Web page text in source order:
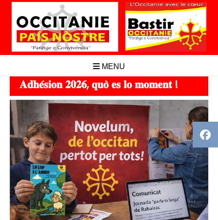
Aller
contenu
MENU
𝐀𝐝𝐡𝐞́𝐬𝐢𝐨𝐧 𝟐𝟎𝟐𝟔, 𝐪𝐮𝐨̀ 𝐞𝐬 𝐥𝐨 𝐦𝐨𝐦𝐞𝐧𝐭 !